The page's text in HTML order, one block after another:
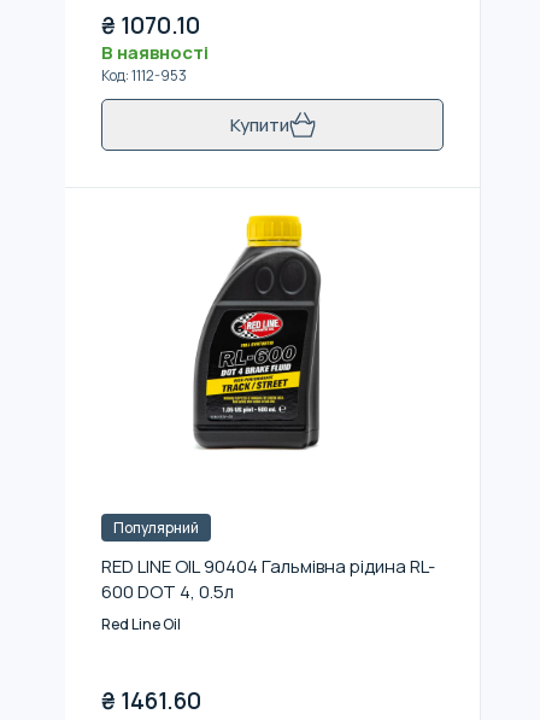
₴ 1070.10
В наявності
Код:1112-953
Купити
Популярний
RED LINE OIL 90404 Гальмівна рідина RL-
600 DOT 4, 0.5л
Red Line Oil
₴ 1461.60